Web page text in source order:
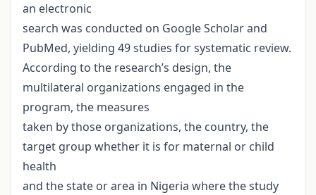
an electronic
search was conducted on Google Scholar and
PubMed, yielding 49 studies for systematic review.
According to the research’s design, the
multilateral organizations engaged in the
program, the measures
taken by those organizations, the country, the
target group whether it is for maternal or child
health
and the state or area in Nigeria where the study